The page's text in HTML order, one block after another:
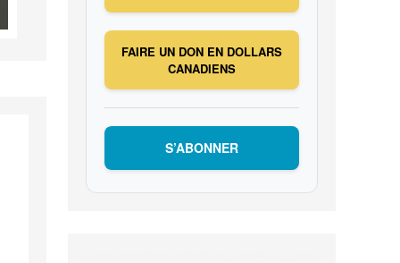
FAIRE UN DON EN DOLLARS
CANADIENS
S’ABONNER